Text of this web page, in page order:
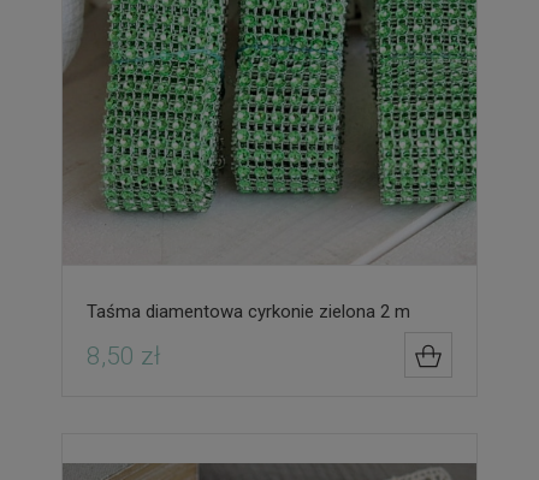
Taśma diamentowa cyrkonie zielona 2 m
8,50 zł